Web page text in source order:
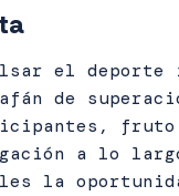
el
de
a lo
la